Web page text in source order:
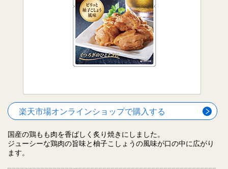
楽天市場オンラインショップで購入する
国産の鶏もも肉を香ばしく炙り焼きにしました。
ジューシーな鶏肉の旨味と柚子こしょうの風味が口の中に広がり
ます。